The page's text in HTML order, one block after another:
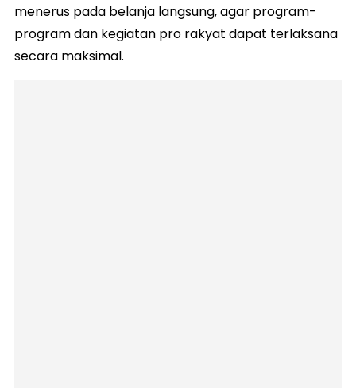
menerus pada belanja langsung, agar program-
program dan kegiatan pro rakyat dapat terlaksana
secara maksimal.